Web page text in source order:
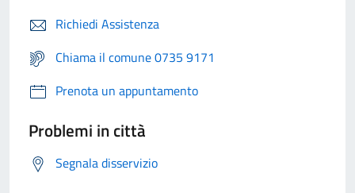
Richiedi Assistenza
Chiama il comune 0735 9171
Prenota un appuntamento
Problemi in città
Segnala disservizio